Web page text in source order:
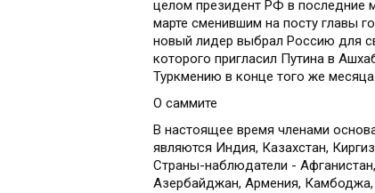
целом президент РФ в
марте сменившим на посту главы
новый лидер выбрал Россию для
которого пригласил Путина в
Туркмению в конце того же месяца.
О саммите
В настоящее время членами
являются Индия, Казахстан,
Страны-наблюдатели -
Азербайджан, Армения,